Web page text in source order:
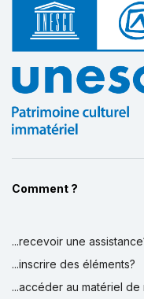
Comment ?
...recevoir une
...inscrire des éléments?
...accéder au matériel